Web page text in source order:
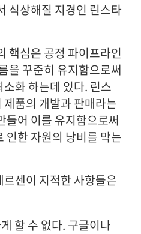
식상해질 지경인 린스타
심은 공정 파이프라인
을 꾸준히 유지함으로써
화 하는데 있다. 린스
품의 개발과 판매라는
들어 이를 유지함으로써
인한 자원의 낭비를 막는
센이 지적한 사항들은
할 수 없다. 구글이나